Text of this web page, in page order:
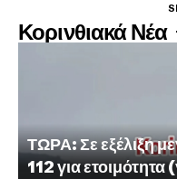
Κορινθιακά Νέα
ΤΩΡΑ: Σε εξέλιξη
112 για